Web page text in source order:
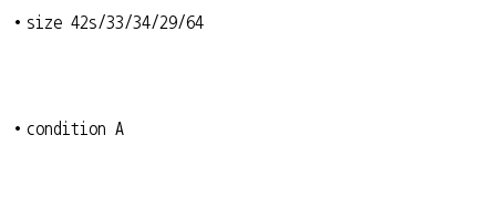
•size 42s/33/34/29/64
•condition A